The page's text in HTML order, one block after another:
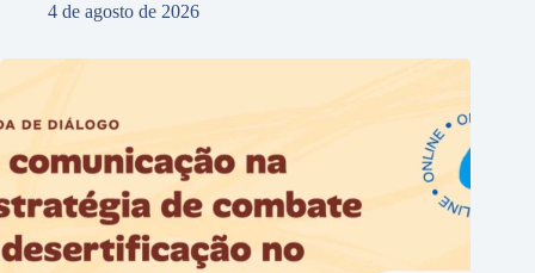
4 de agosto de 2026